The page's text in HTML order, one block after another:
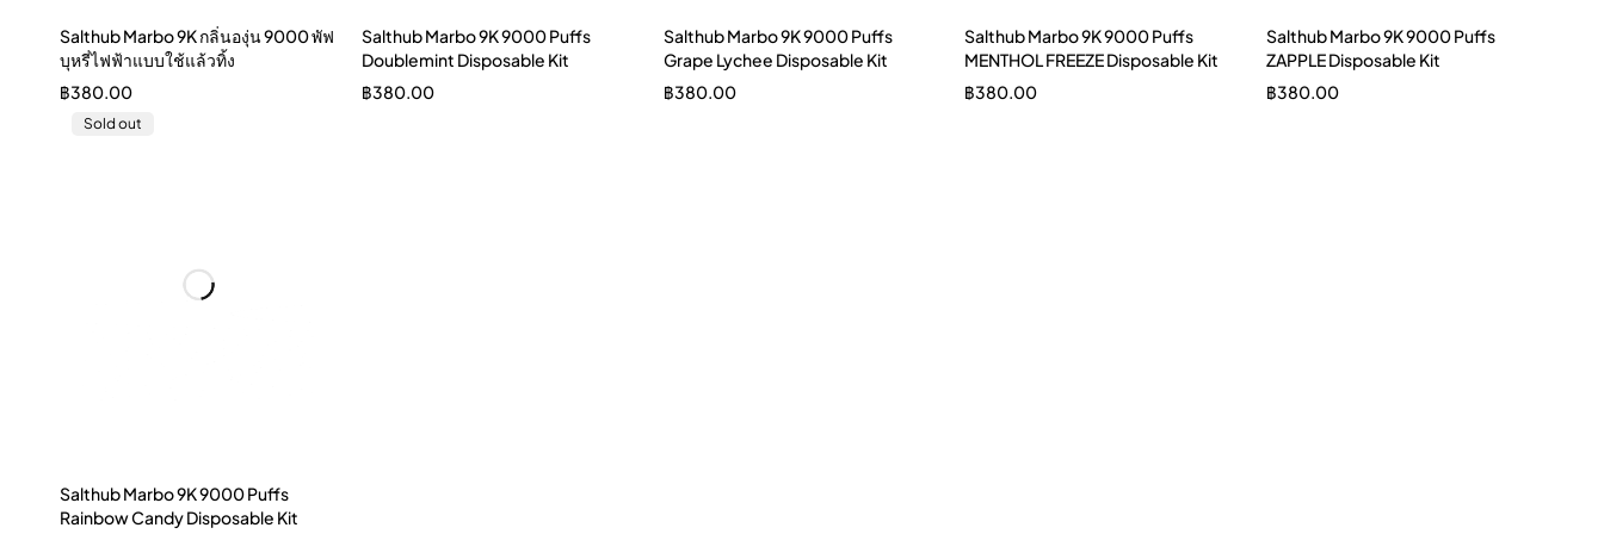
Salthub Marbo 9K กลิ่นองุ่น 9000 พัฟ
บุหรี่ไฟฟ้าแบบใช้แล้วทิ้ง
฿380.00
Salthub Marbo 9K 9000 Puffs
Doublemint Disposable Kit
฿380.00
Salthub Marbo 9K 9000 Puffs
Grape Lychee Disposable Kit
฿380.00
Salthub Marbo 9K 9000 Puffs
MENTHOL FREEZE Disposable Kit
฿380.00
Salthub Marbo 9K 9000 Puffs
ZAPPLE Disposable Kit
฿380.00
Sold out
Salthub Marbo 9K 9000 Puffs
Rainbow Candy Disposable Kit